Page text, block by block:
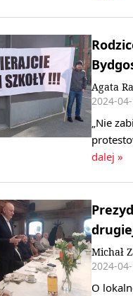
Agata
2024-
„Nie
dalej »
Michał
2024-
O